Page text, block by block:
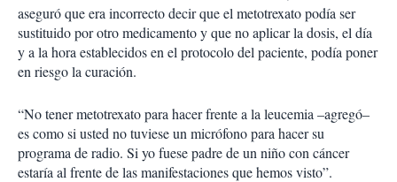
aseguró que era incorrecto decir que el metotrexato podía ser
sustituido por otro medicamento y que no aplicar la dosis, el día
y a la hora establecidos en el protocolo del paciente, podía poner
en riesgo la curación.
“No tener metotrexato para hacer frente a la leucemia –agregó–
es como si usted no tuviese un micrófono para hacer su
programa de radio. Si yo fuese padre de un niño con cáncer
estaría al frente de las manifestaciones que hemos visto”.